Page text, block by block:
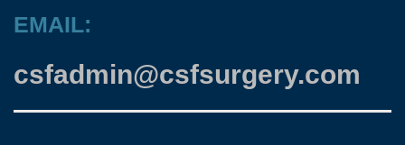
EMAIL:
csfadmin@csfsurgery.com